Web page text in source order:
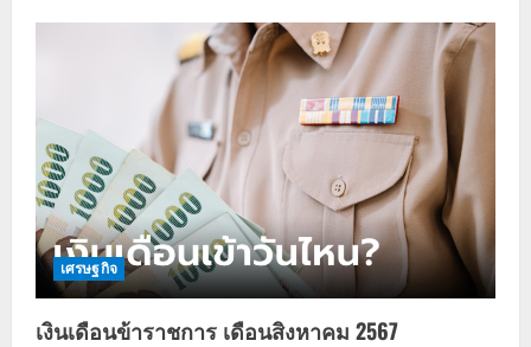
เดือน
ข้าราชการ
มกราคม
2568
เงิน
บัญชี
2
รอบ
เศรษฐกิจ
เงินเดือนข้าราชการ เดือนสิงหาคม 2567